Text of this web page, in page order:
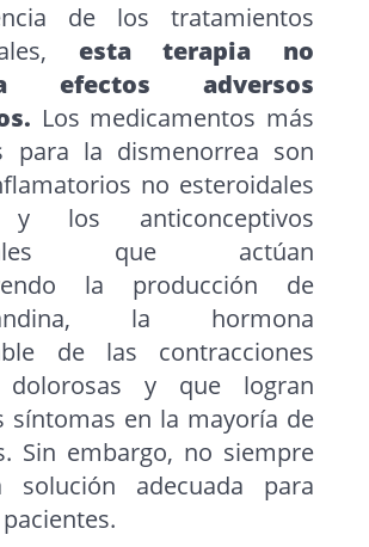
de los tratamientos
esta terapia no
efectos adversos
Los medicamentos más
para la dismenorrea son
no esteroidales
y los anticonceptivos
que actúan
la producción de
la hormona
de las contracciones
dolorosas y que logran
síntomas en la mayoría de
Sin embargo, no siempre
solución adecuada para